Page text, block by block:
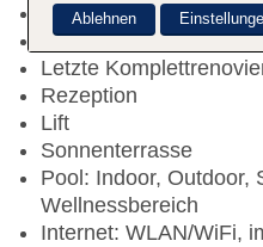
Check-out Zeit bis
Hoteleröffnung: 2013
Letzte
Rezeption
Lift
Sonnenterrasse
Pool: Indoor, Outdoor,
Wellnessbereich
Internet: WLAN/WiFi,
Ablehnen